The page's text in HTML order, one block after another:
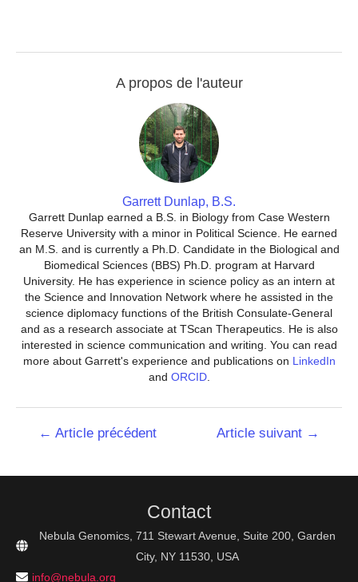
A propos de l'auteur
Garrett Dunlap, B.S.
Garrett Dunlap earned a B.S. in Biology from Case Western
Reserve University with a minor in Political Science. He earned
an M.S. and is currently a Ph.D. Candidate in the Biological and
Biomedical Sciences (BBS) Ph.D. program at Harvard
University. He has experience in science policy as an intern at
the Science and Innovation Network where he assisted in the
science diplomacy functions of the British Consulate-General
and as a research associate at TScan Therapeutics. He is also
interested in science communication and writing. You can read
more about Garrett's experience and publications on LinkedIn
and ORCID.
Navigation
← Article précédent Article suivant →
Contact
Nebula Genomics, 711 Stewart Avenue, Suite 200, Garden
City, NY 11530, USA
info@nebula.org